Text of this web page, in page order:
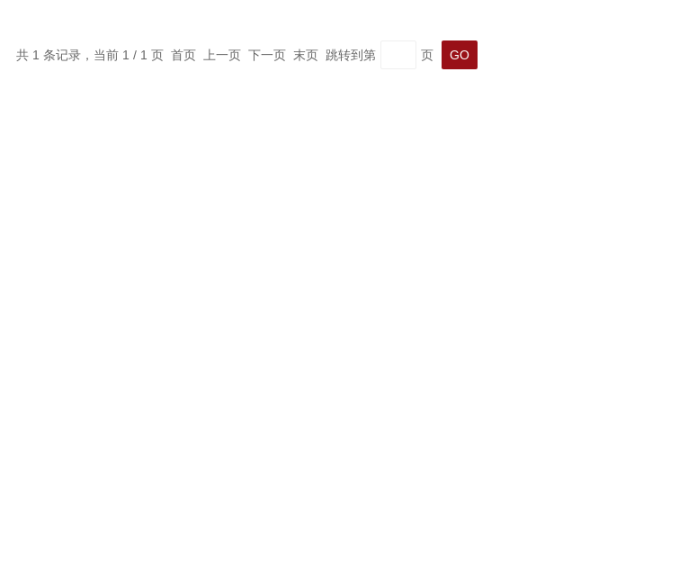
共 1 条记录，当前 1 / 1 页 首页 上一页 下一页 末页 跳转到第 页